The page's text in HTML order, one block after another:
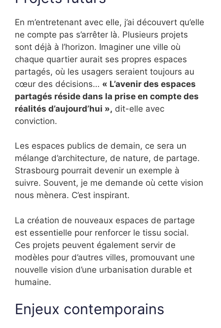
En m’entretenant avec elle, j’ai découvert qu’elle
ne compte pas s’arrêter là. Plusieurs projets
sont déjà à l’horizon. Imaginer une ville où
chaque quartier aurait ses propres espaces
partagés, où les usagers seraient toujours au
cœur des décisions… « L’avenir des espaces
partagés réside dans la prise en compte des
réalités d’aujourd’hui », dit-elle avec
conviction.
Les espaces publics de demain, ce sera un
mélange d’architecture, de nature, de partage.
Strasbourg pourrait devenir un exemple à
suivre. Souvent, je me demande où cette vision
nous mènera. C’est inspirant.
La création de nouveaux espaces de partage
est essentielle pour renforcer le tissu social.
Ces projets peuvent également servir de
modèles pour d’autres villes, promouvant une
nouvelle vision d’une urbanisation durable et
humaine.
Enjeux contemporains